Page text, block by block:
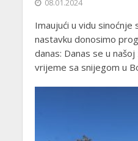
08.01.2024
Imaujući u vidu sinoćnje
nastavku donosimo
danas: Danas se u
vrijeme sa snijegom u